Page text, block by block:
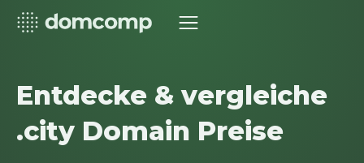
Entdecke & vergleiche
.city Domain Preise